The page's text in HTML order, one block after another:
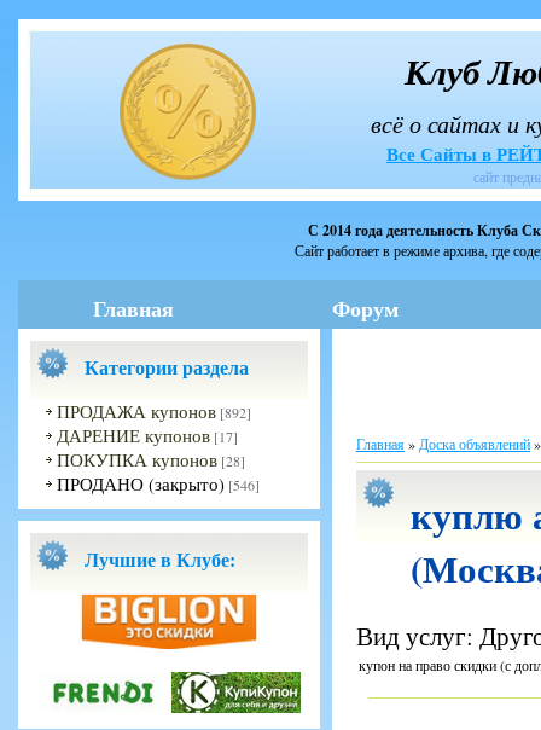
Клуб
всё о сайтах и
Все Сайты в
сайт
С 2014 года деятельность Клуба
Сайт работает в режиме архива, где
Главная Форум
Категории раздела
ПРОДАЖА купонов [892]
ДАРЕНИЕ купонов [17]
ПОКУПКА купонов [28]
ПРОДАНО (закрыто) [546]
Лучшие в Клубе:
Главная» Доска объявлений
куплю
Вид услуг:
купон на право скидки (с